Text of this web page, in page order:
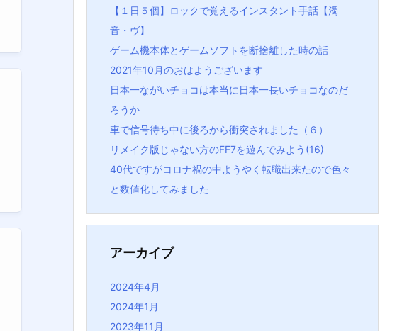
【１日５個】ロックで覚えるインスタント手話【濁
音・ヴ】
ゲーム機本体とゲームソフトを断捨離した時の話
2021年10月のおはようございます
日本一ながいチョコは本当に日本一長いチョコなのだ
ろうか
車で信号待ち中に後ろから衝突されました（６）
リメイク版じゃない方のFF7を遊んでみよう(16)
40代ですがコロナ禍の中ようやく転職出来たので色々
と数値化してみました
アーカイブ
2024年4月
2024年1月
2023年11月